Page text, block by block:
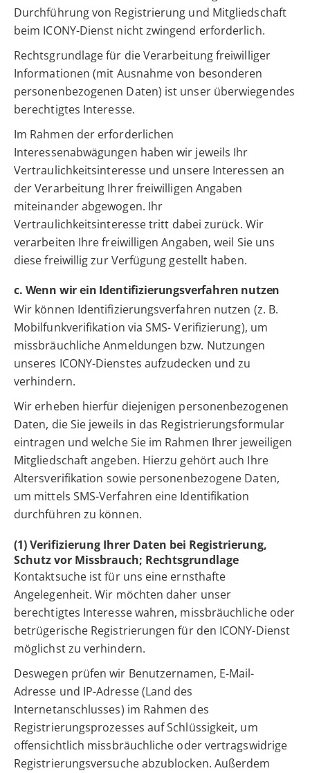
Durchführung von Registrierung und Mitgliedschaft
beim ICONY-Dienst nicht zwingend erforderlich.
Rechtsgrundlage für die Verarbeitung freiwilliger
Informationen (mit Ausnahme von besonderen
personenbezogenen Daten) ist unser überwiegendes
berechtigtes Interesse.
Im Rahmen der erforderlichen
Interessenabwägungen haben wir jeweils Ihr
Vertraulichkeitsinteresse und unsere Interessen an
der Verarbeitung Ihrer freiwilligen Angaben
miteinander abgewogen. Ihr
Vertraulichkeitsinteresse tritt dabei zurück. Wir
verarbeiten Ihre freiwilligen Angaben, weil Sie uns
diese freiwillig zur Verfügung gestellt haben.
c. Wenn wir ein Identifizierungsverfahren nutzen
Wir können Identifizierungsverfahren nutzen (z. B.
Mobilfunkverifikation via SMS- Verifizierung), um
missbräuchliche Anmeldungen bzw. Nutzungen
unseres ICONY-Dienstes aufzudecken und zu
verhindern.
Wir erheben hierfür diejenigen personenbezogenen
Daten, die Sie jeweils in das Registrierungsformular
eintragen und welche Sie im Rahmen Ihrer jeweiligen
Mitgliedschaft angeben. Hierzu gehört auch Ihre
Altersverifikation sowie personenbezogene Daten,
um mittels SMS-Verfahren eine Identifikation
durchführen zu können.
(1) Verifizierung Ihrer Daten bei Registrierung,
Schutz vor Missbrauch; Rechtsgrundlage
Kontaktsuche ist für uns eine ernsthafte
Angelegenheit. Wir möchten daher unser
berechtigtes Interesse wahren, missbräuchliche oder
betrügerische Registrierungen für den ICONY-Dienst
möglichst zu verhindern.
Deswegen prüfen wir Benutzernamen, E-Mail-
Adresse und IP-Adresse (Land des
Internetanschlusses) im Rahmen des
Registrierungsprozesses auf Schlüssigkeit, um
offensichtlich missbräuchliche oder vertragswidrige
Registrierungsversuche abzublocken. Außerdem